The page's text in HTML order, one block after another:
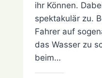
ihr Können.
spektakulär zu.
Fahrer auf
das Wasser zu
beim…